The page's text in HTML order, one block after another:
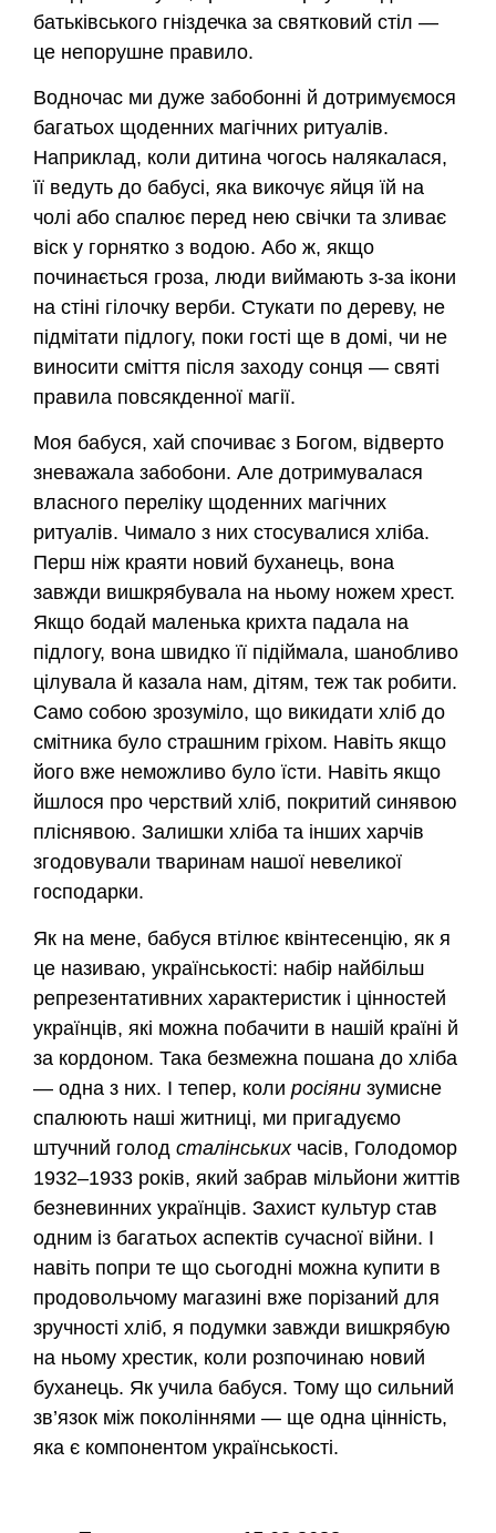
батьківського гніздечка за святковий стіл —
це непорушне правило.
Водночас ми дуже забобонні й дотримуємося
багатьох щоденних магічних ритуалів.
Наприклад, коли дитина чогось налякалася,
її ведуть до бабусі, яка викочує яйця їй на
чолі або спалює перед нею свічки та зливає
віск у горнятко з водою. Або ж, якщо
починається гроза, люди виймають з-за ікони
на стіні гілочку верби. Стукати по дереву, не
підмітати підлогу, поки гості ще в домі, чи не
виносити сміття після заходу сонця — святі
правила повсякденної магії.
Моя бабуся, хай спочиває з Богом, відверто
зневажала забобони. Але дотримувалася
власного переліку щоденних магічних
ритуалів. Чимало з них стосувалися хліба.
Перш ніж краяти новий буханець, вона
завжди вишкрябувала на ньому ножем хрест.
Якщо бодай маленька крихта падала на
підлогу, вона швидко її підіймала, шанобливо
цілувала й казала нам, дітям, теж так робити.
Само собою зрозуміло, що викидати хліб до
смітника було страшним гріхом. Навіть якщо
його вже неможливо було їсти. Навіть якщо
йшлося про черствий хліб, покритий синявою
пліснявою. Залишки хліба та інших харчів
згодовували тваринам нашої невеликої
господарки.
Як на мене, бабуся втілює квінтесенцію, як я
це називаю, українськості: набір найбільш
репрезентативних характеристик і цінностей
українців, які можна побачити в нашій країні й
за кордоном. Така безмежна пошана до хліба
— одна з них. І тепер, коли росіяни зумисне
спалюють наші житниці, ми пригадуємо
штучний голод сталінських часів, Голодомор
1932–1933 років, який забрав мільйони життів
безневинних українців. Захист культур став
одним із багатьох аспектів сучасної війни. І
навіть попри те що сьогодні можна купити в
продовольчому магазині вже порізаний для
зручності хліб, я подумки завжди вишкрябую
на ньому хрестик, коли розпочинаю новий
буханець. Як учила бабуся. Тому що сильний
зв’язок між поколіннями — ще одна цінність,
яка є компонентом українськості.